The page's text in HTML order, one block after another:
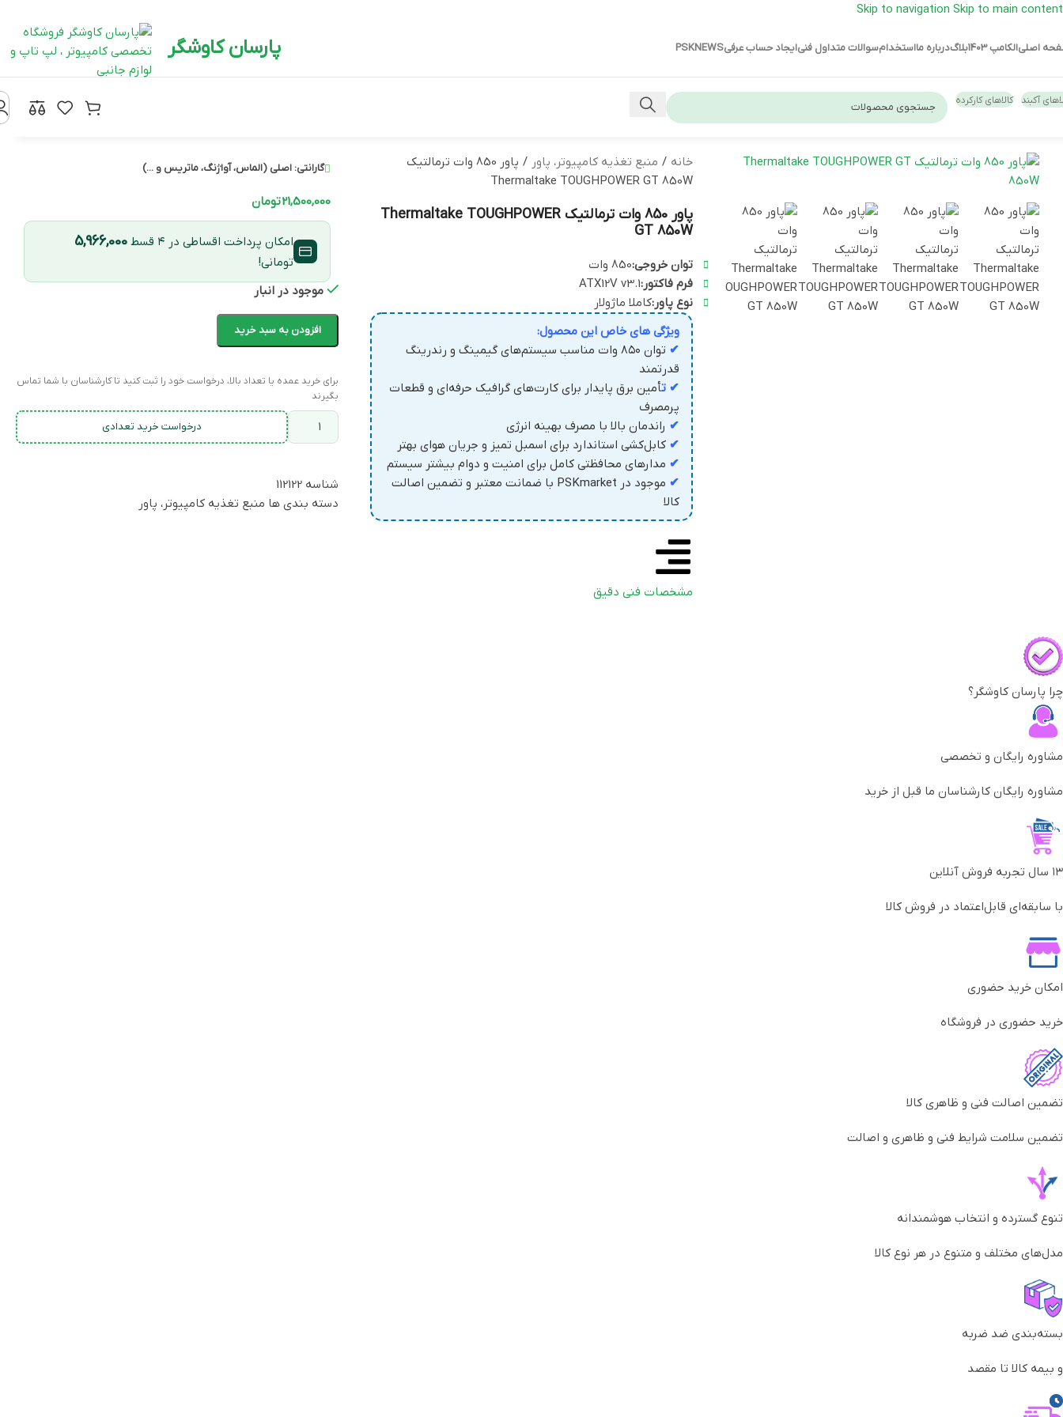
Skip to navigation Skip to main content
اصلیالکامپ 1403 بلاگدرباره مااستخدامسوالات متداول فنیایجاد حساب عرفیPSKNEWS پارسان کاوشگر
آکبند کالاهای کارکرده
خانه / منبع تغذیه کامپیوتر، پاور /
پاور 850 وات ترمالتیک
Thermaltake TOUGHPOWER GT 850W
پاور 850 وات ترمالتیک Thermaltake TOUGHPOWER
GT 850W
توان خروجی:850 وات
فرم فاکتور:ATX12V v3.1
نوع پاور:کاملا ماژولار
ویژگی های خاص این محصول:
✔
توان ۸۵۰ وات مناسب سیستم‌های گیمینگ و رندرینگ
قدرتمند
✔ تأمین برق پایدار برای کارت‌های گرافیک حرفه‌ای و قطعات
پرمصرف
✔ راندمان بالا با مصرف بهینه انرژی
✔ کابل‌کشی استاندارد برای اسمبل تمیز و جریان هوای بهتر
✔ مدارهای محافظتی کامل برای امنیت و دوام بیشتر سیستم
✔
موجود در PSKmarket با ضمانت معتبر و تضمین اصالت
کالا
مشخصات فنی دقیق
گارانتی: اصلی (الماس، آواژنگ، ماتریس و ...)
21,500,000تومان
امکان پرداخت اقساطی در ۴ قسط 5,966,000
تومانی!
موجود در انبار
افزودن به سبد خرید
برای خرید عمده یا تعداد بالا، درخواست خود را ثبت کنید تا کارشناسان با شما تماس
بگیرند
درخواست خرید تعدادی
شناسه 112122
دسته بندی ها منبع تغذیه کامپیوتر، پاور
چرا پارسان کاوشگر؟
مشاوره رایگان و تخصصی
مشاوره رایگان کارشناسان ما قبل از خرید
۱۳ سال تجربه فروش آنلاین
با سابقه‌ای قابل‌اعتماد در فروش کالا
امکان خرید حضوری
خرید حضوری در فروشگاه
تضمین اصالت فنی و ظاهری کالا
تضمین سلامت شرایط فنی و ظاهری و اصالت
تنوع گسترده و انتخاب هوشمندانه
مدل‌های مختلف و متنوع در هر نوع کالا
بسته‌بندی ضد ضربه
و بیمه کالا تا مقصد